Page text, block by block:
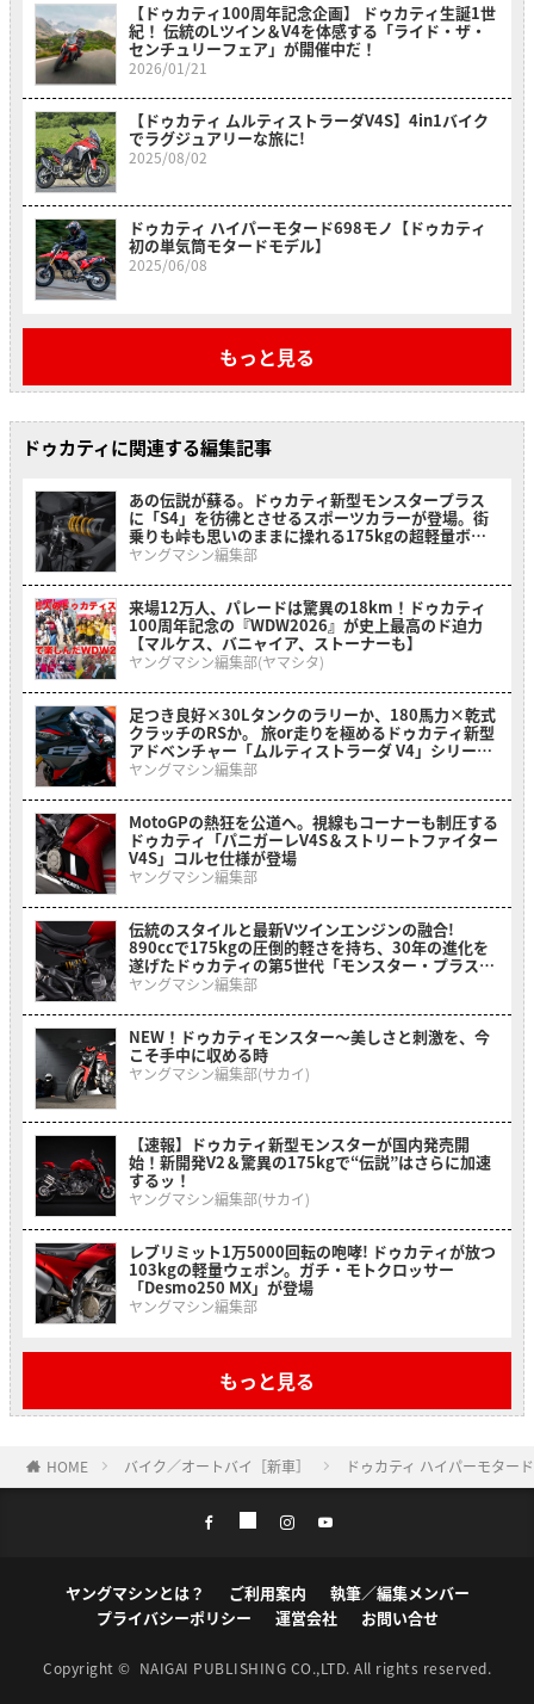
【ドゥカティ100周年記念企画】 ドゥカティ生誕1世
紀！ 伝統のLツイン＆V4を体感する「ライド・ザ・
センチュリーフェア」が開催中だ！
2026/01/21
【ドゥカティ ムルティストラーダV4S】4in1バイク
でラグジュアリーな旅に!
2025/08/02
ドゥカティ ハイパーモタード698モノ【ドゥカティ
初の単気筒モタードモデル】
2025/06/08
もっと見る
ドゥカティに関連する編集記事
あの伝説が蘇る。ドゥカティ新型モンスタープラス
に「S4」を彷彿とさせるスポーツカラーが登場。街
乗りも峠も思いのままに操れる175kgの超軽量ボデ
ィ!
ヤングマシン編集部
来場12万人、パレードは驚異の18km！ドゥカティ
100周年記念の『WDW2026』が史上最高のド迫力
【マルケス、バニャイア、ストーナーも】
ヤングマシン編集部(ヤマシタ)
足つき良好×30Lタンクのラリーか、180馬力×乾式
クラッチのRSか。 旅or走りを極めるドゥカティ新型
アドベンチャー「ムルティストラーダ V4」シリーズ
2026年モデルがいよいよ日本上陸
ヤングマシン編集部
MotoGPの熱狂を公道へ。視線もコーナーも制圧する
ドゥカティ「パニガーレV4S＆ストリートファイター
V4S」コルセ仕様が登場
ヤングマシン編集部
伝統のスタイルと最新Vツインエンジンの融合!
890ccで175kgの圧倒的軽さを持ち、30年の進化を
遂げたドゥカティの第5世代「モンスター・プラス」
がいよいよ日本上陸
ヤングマシン編集部
NEW！ドゥカティモンスター〜美しさと刺激を、今
こそ手中に収める時
ヤングマシン編集部(サカイ)
【速報】ドゥカティ新型モンスターが国内発売開
始！新開発V2＆驚異の175kgで“伝説”はさらに加速
するッ！
ヤングマシン編集部(サカイ)
レブリミット1万5000回転の咆哮! ドゥカティが放つ
103kgの軽量ウェポン。ガチ・モトクロッサー
「Desmo250 MX」が登場
ヤングマシン編集部
もっと見る
HOME バイク／オートバイ［新車］ ドゥカティ ハイパーモター
ヤングマシンとは？ ご利用案内
執筆／編集メンバー
プライバシーポリシー
運営会社 お問い合せ
Copyright © NAIGAI PUBLISHING CO.,LTD. All rights reserved.